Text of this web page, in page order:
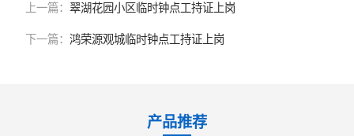
上一篇： 翠湖花园小区临时钟点工持证上岗
下一篇： 鸿荣源观城临时钟点工持证上岗
产品推荐